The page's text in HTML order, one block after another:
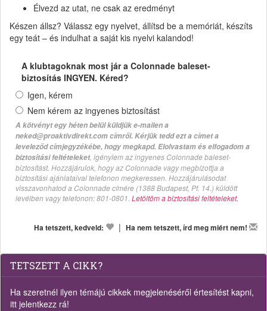
Élvezd az utat, ne csak az eredményt
Készen állsz? Válassz egy nyelvet, állítsd be a memóriát, készíts
egy teát – és indulhat a saját kis nyelvi kalandod!
A klubtagoknak most jár a Colonnade baleset-
biztosítás INGYEN. Kéred?
Igen, kérem
Nem kérem az ingyenes biztosítást
A kötvényt egy héten belül küldjük e-mailen a
neked@proaktivdirekt.com címről. Kérjük tedd ezt a címet a
leveleződ címjegyzékébe, hogy megkapd. Elolvastam és elfogadom a
biztosítási feltételeket, igénylem az ingyenes Colonnade baleset-
biztosítást. Hozzájárulok, hogy az Colonnade vagy megbízottja a
biztosítási ajánlataival telefonon megkeressen. Hozzájárulásodat
visszavonhatod a Colonnade címére (1388 Budapest, Pf. 14.) küldött
levélben vagy telefonon: 801-0801. Letöltöm a biztosítási feltételeket.
Ha tetszett, kedveld: | Ha nem tetszett, írd meg miért nem!
TETSZETT A CIKK?
Ha szeretnél ilyen témájú cikkek megjelenéséről értesítést kapni,
itt jelentkezz rá!